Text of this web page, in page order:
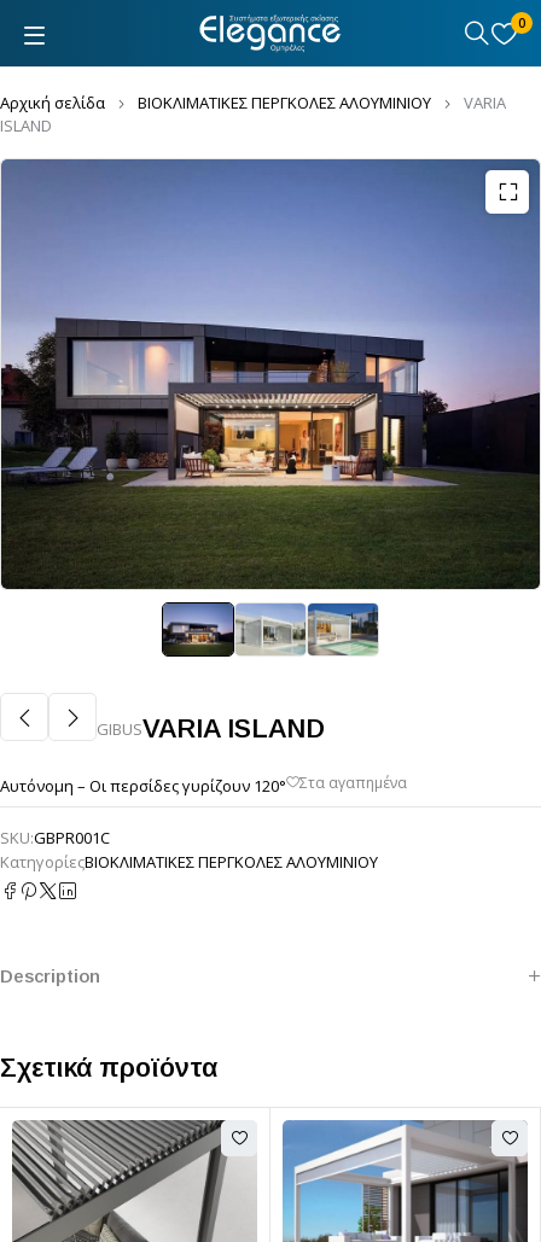
0
Αρχική σελίδα ΒΙΟΚΛΙΜΑΤΙΚΕΣ ΠΕΡΓΚΟΛΕΣ ΑΛΟΥΜΙΝΙΟΥ
VARIA
ISLAND
GIBUSVARIA ISLAND
Αυτόνομη – Οι περσίδες γυρίζουν 120°
SKU:GBPR001C
ΚατηγορίεςΒΙΟΚΛΙΜΑΤΙΚΕΣ ΠΕΡΓΚΟΛΕΣ ΑΛΟΥΜΙΝΙΟΥ
Description
Σχετικά προϊόντα